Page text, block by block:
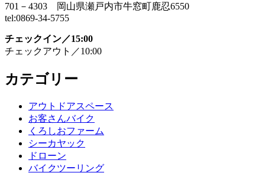
701－4303 岡山県瀬戸内市牛窓町鹿忍6550
tel:0869-34-5755
チェックイン／15:00
チェックアウト／10:00
カテゴリー
アウトドアスペース
お客さんバイク
くろしおファーム
シーカヤック
ドローン
バイクツーリング